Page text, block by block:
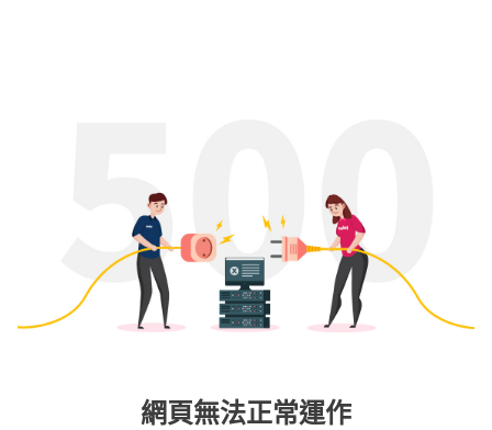
網頁無法正常運作